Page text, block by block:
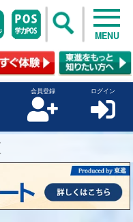
MENU
会員登録 ログイン